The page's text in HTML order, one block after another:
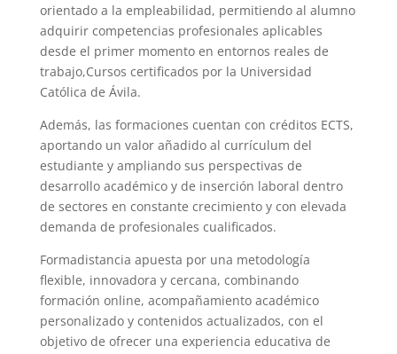
orientado a la empleabilidad, permitiendo al alumno
adquirir competencias profesionales aplicables
desde el primer momento en entornos reales de
trabajo,Cursos certificados por la Universidad
Católica de Ávila.
Además, las formaciones cuentan con créditos ECTS,
aportando un valor añadido al currículum del
estudiante y ampliando sus perspectivas de
desarrollo académico y de inserción laboral dentro
de sectores en constante crecimiento y con elevada
demanda de profesionales cualificados.
Formadistancia apuesta por una metodología
flexible, innovadora y cercana, combinando
formación online, acompañamiento académico
personalizado y contenidos actualizados, con el
objetivo de ofrecer una experiencia educativa de